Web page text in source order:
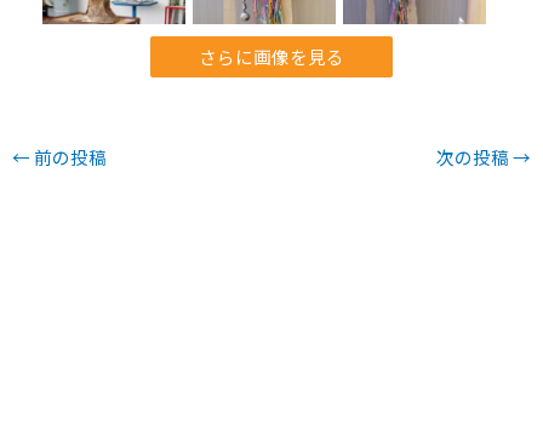
さらに画像を見る
← 前の投稿 次の投稿→